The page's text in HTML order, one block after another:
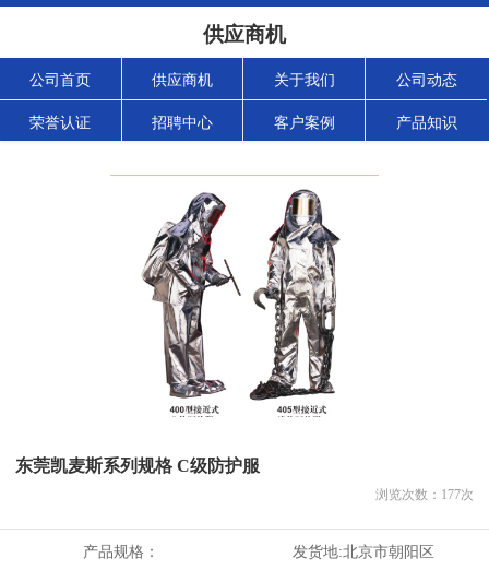
供应商机
公司首页 供应商机 关于我们 公司动态
荣誉认证 招聘中心 客户案例 产品知识
东莞凯麦斯系列规格 C级防护服
浏览次数： 177次
产品规格： 发货地:北京市朝阳区